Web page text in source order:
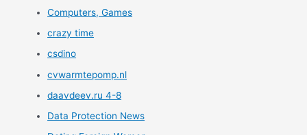
Computers, Games
crazy time
csdino
cvwarmtepomp.nl
daavdeev.ru 4-8
Data Protection News